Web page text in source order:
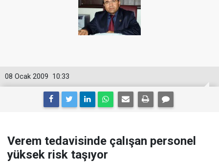
10:33
08 Ocak 2009
Verem tedavisinde çalışan personel
yüksek risk taşıyor